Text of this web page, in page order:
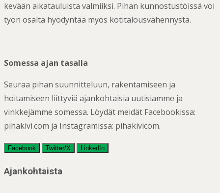
kevään aikatauluista valmiiksi. Pihan kunnostustöissä voi
työn osalta hyödyntää myös kotitalousvähennystä.
Somessa ajan tasalla
Seuraa pihan suunnitteluun, rakentamiseen ja
hoitamiseen liittyviä ajankohtaisia uutisiamme ja
vinkkejämme somessa. Löydät meidät Facebookissa:
pihakivi.com ja Instagramissa: pihakivicom.
Facebook Twitter/X LinkedIn
Post
Ajankohtaista